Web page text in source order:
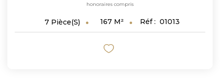
honoraires compris
7 Pièce(s) 167 M² Réf : 01013